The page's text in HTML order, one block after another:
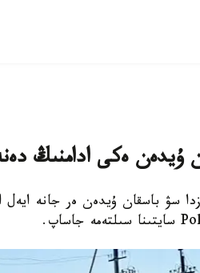
ۇيدەن ەكى ادامنىڭ
سۋ باسقان ۇيدەن ەر جانە